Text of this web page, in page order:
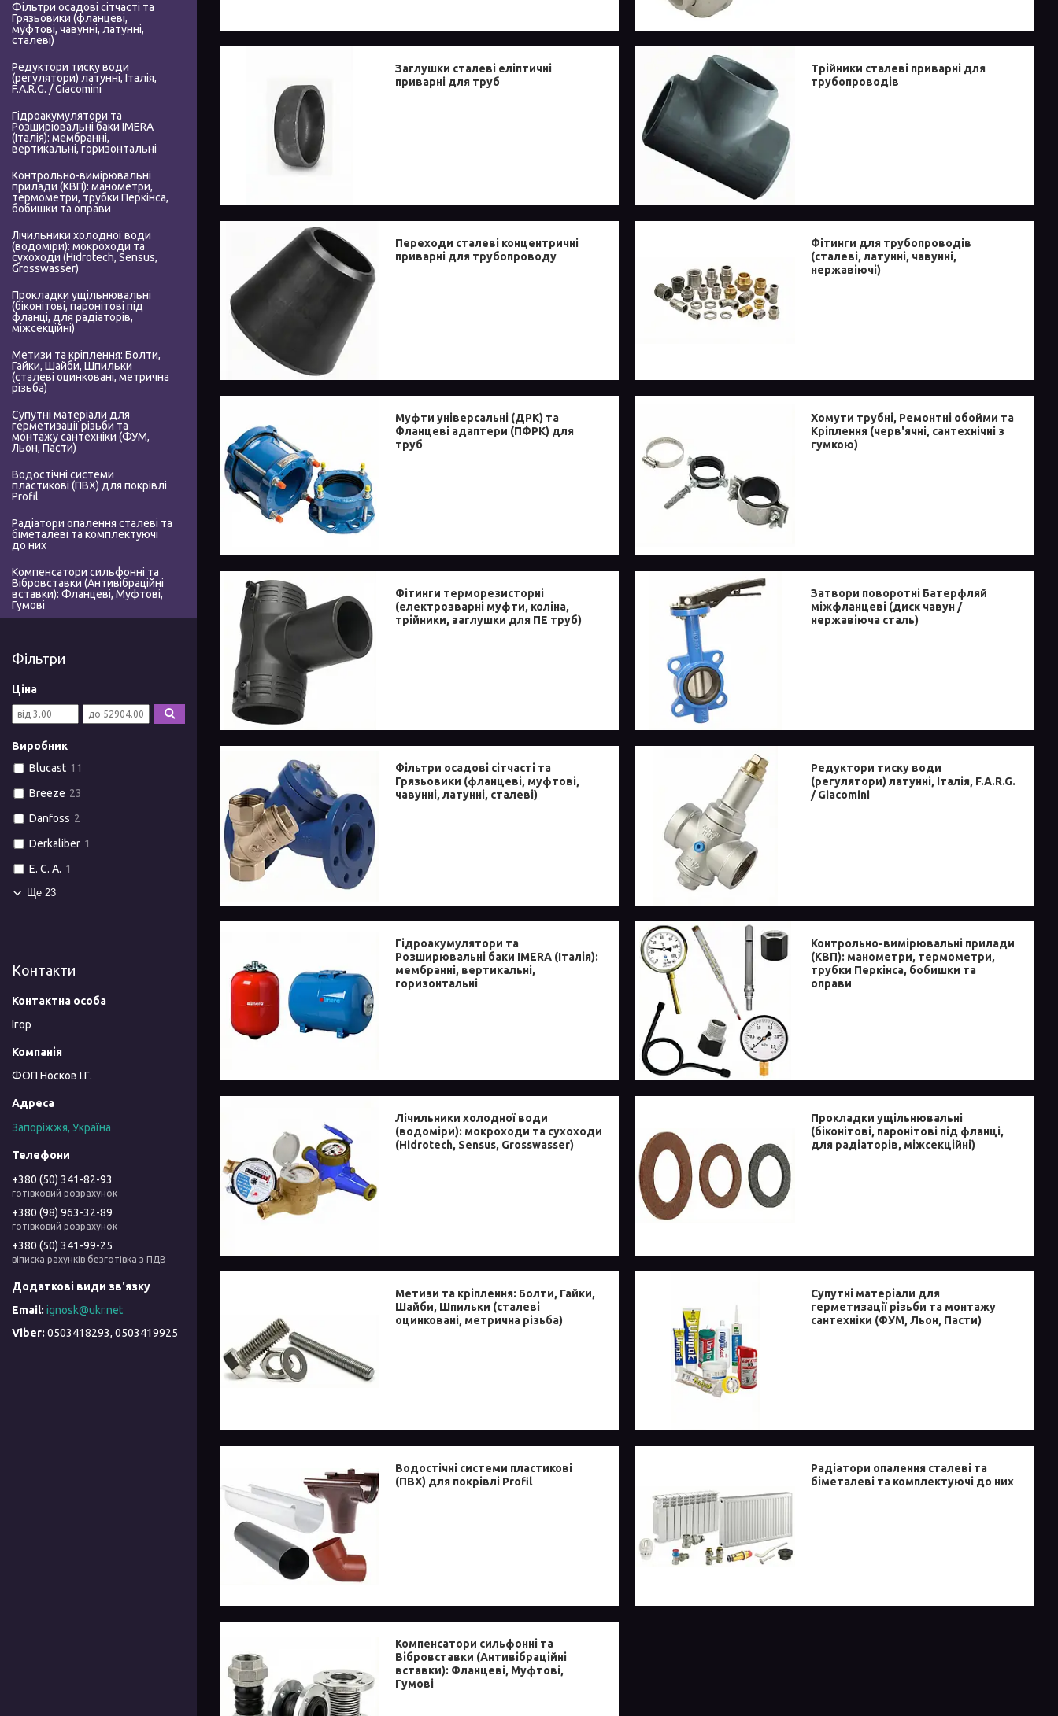
Заглушки сталеві еліптичні
приварні для труб
Трійники сталеві приварні для
трубопроводів
Переходи сталеві концентричні
приварні для трубопроводу
Фітинги для трубопроводів
(сталеві, латунні, чавунні,
нержавіючі)
Муфти універсальні (ДРК) та
Фланцеві адаптери (ПФРК) для
труб
Хомути трубні, Ремонтні обойми та
Кріплення (черв'ячні, сантехнічні з
гумкою)
Фітинги терморезисторні
(електрозварні муфти, коліна,
трійники, заглушки для ПЕ труб)
Затвори поворотні Батерфляй
міжфланцеві (диск чавун /
нержавіюча сталь)
Фільтри осадові сітчасті та
Грязьовики (фланцеві, муфтові,
чавунні, латунні, сталеві)
Редуктори тиску води
(регулятори) латунні, Італія, F.A.R.G.
/ Giacomini
Гідроакумулятори та
Розширювальні баки IMERA (Італія):
мембранні, вертикальні,
горизонтальні
Контрольно-вимірювальні прилади
(КВП): манометри, термометри,
трубки Перкінса, бобишки та
оправи
Лічильники холодної води
(водоміри): мокроходи та сухоходи
(Hidrotech, Sensus, Grosswasser)
Прокладки ущільнювальні
(біконітові, паронітові під фланці,
для радіаторів, міжсекційні)
Метизи та кріплення: Болти, Гайки,
Шайби, Шпильки (сталеві
оцинковані, метрична різьба)
Супутні матеріали для
герметизації різьби та монтажу
сантехніки (ФУМ, Льон, Пасти)
Водостічні системи пластикові
(ПВХ) для покрівлі Profil
Радіатори опалення сталеві та
біметалеві та комплектуючі до них
Компенсатори сильфонні та
Вібровставки (Антивібраційні
вставки): Фланцеві, Муфтові,
Гумові
Фільтри осадові сітчасті та
Грязьовики (фланцеві,
муфтові, чавунні, латунні,
сталеві)
Редуктори тиску води
(регулятори) латунні, Італія,
F.A.R.G. / Giacomini
Гідроакумулятори та
Розширювальні баки IMERA
(Італія): мембранні,
вертикальні, горизонтальні
Контрольно-вимірювальні
прилади (КВП): манометри,
термометри, трубки Перкінса,
бобишки та оправи
Лічильники холодної води
(водоміри): мокроходи та
сухоходи (Hidrotech, Sensus,
Grosswasser)
Прокладки ущільнювальні
(біконітові, паронітові під
фланці, для радіаторів,
міжсекційні)
Метизи та кріплення: Болти,
Гайки, Шайби, Шпильки
(сталеві оцинковані, метрична
різьба)
Супутні матеріали для
герметизації різьби та
монтажу сантехніки (ФУМ,
Льон, Пасти)
Водостічні системи
пластикові (ПВХ) для покрівлі
Profil
Радіатори опалення сталеві та
біметалеві та комплектуючі
до них
Компенсатори сильфонні та
Вібровставки (Антивібраційні
вставки): Фланцеві, Муфтові,
Гумові
Фільтри
Ціна
Виробник
Blucast 11
Breeze 23
Danfoss 2
Derkaliber 1
E. C. A. 1
Ще 23
Контакти
Ігор
ФОП Носков І.Г.
Запоріжжя, Україна
+380 (50) 341-82-93
готівковий розрахунок
+380 (98) 963-32-89
готівковий розрахунок
+380 (50) 341-99-25
віписка рахунків безготівка з ПДВ
ignosk@ukr.net
0503418293, 0503419925